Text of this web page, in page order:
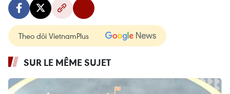
Theo dõi VietnamPlus
SUR LE MÊME SUJET